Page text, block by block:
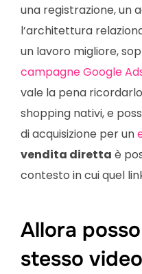
una registrazione, un
l’architettura
un lavoro migliore,
campagne Google
vale la pena
shopping nativi, e
di acquisizione per un
vendita diretta è
contesto in cui quel
Allora
stesso